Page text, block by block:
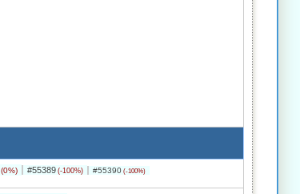
(0%) #55389 (-100%) #55390 (-100%)